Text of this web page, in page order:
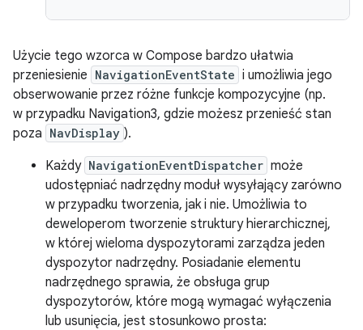
Użycie tego wzorca w Compose bardzo ułatwia
przeniesienie NavigationEventState i umożliwia jego
obserwowanie przez różne funkcje kompozycyjne (np.
w przypadku Navigation3, gdzie możesz przenieść stan
poza NavDisplay ).
Każdy NavigationEventDispatcher może
udostępniać nadrzędny moduł wysyłający zarówno
w przypadku tworzenia, jak i nie. Umożliwia to
deweloperom tworzenie struktury hierarchicznej,
w której wieloma dyspozytorami zarządza jeden
dyspozytor nadrzędny. Posiadanie elementu
nadrzędnego sprawia, że obsługa grup
dyspozytorów, które mogą wymagać wyłączenia
lub usunięcia, jest stosunkowo prosta: